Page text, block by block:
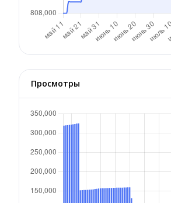
Просмотры